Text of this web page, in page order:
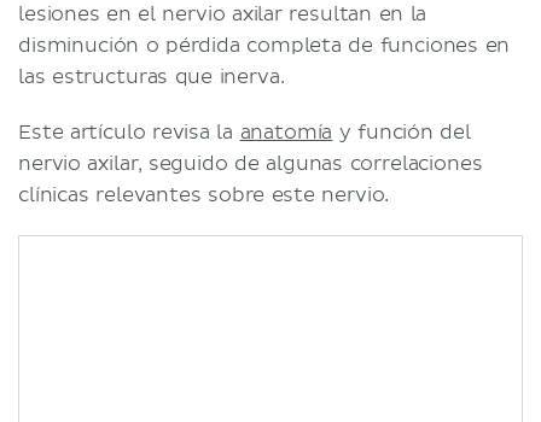
lesiones en el nervio axilar resultan en la
disminución o pérdida completa de funciones en
las estructuras que inerva.
Este artículo revisa la anatomía y función del
nervio axilar, seguido de algunas correlaciones
clínicas relevantes sobre este nervio.